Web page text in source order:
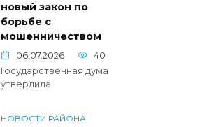
новый закон по
борьбе с
мошенничеством
06.07.2026
40
Государственная дума
утвердила
НОВОСТИ РАЙОНА